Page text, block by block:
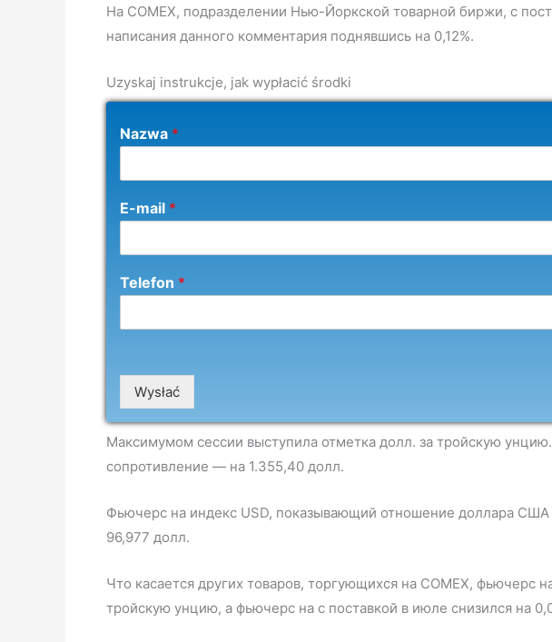
На COMEX, подразделении Нью-Йоркской товарной биржи, с
написания данного комментария поднявшись на 0,12%.
Uzyskaj instrukcje, jak wypłacić środki
Nazwa *
E-mail *
Telefon *
Wysłać
Максимумом сессии выступила отметка долл. за тройскую
сопротивление — на 1.355,40 долл.
Фьючерс на индекс USD, показывающий отношение доллара США
96,977 долл.
Что касается других товаров, торгующихся на COMEX, фьючерс
тройскую унцию, а фьючерс на с поставкой в июле снизился на